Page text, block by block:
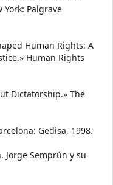
York: Palgrave
Human Rights: A
Human Rights
Dictatorship.» The
Gedisa, 1998.
Jorge Semprún y su